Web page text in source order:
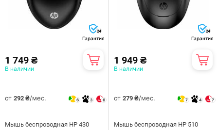
24
Гарантия
1 749 ₴
В наличии
от 292 ₴/мес. 6 3 6
Мышь беспроводная HP 430
24
Гарантия
1 949 ₴
В наличии
от 279 ₴/мес. 7 4 7
Мышь беспроводная HP 510